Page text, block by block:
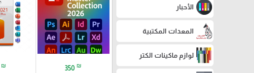
الأحبار
المعدات المكتبية
لوازم ماكينات الكتر
350 ₪
₪